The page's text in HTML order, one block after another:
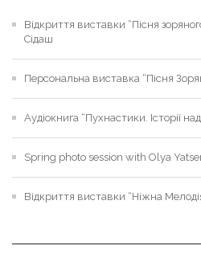
Відкриття виставки “Пісня
Сідаш
Персональна виставка “Пісня
Аудіокнига “Пухнастики. Історії
Spring photo session with Olya
Відкриття виставки “Ніжна